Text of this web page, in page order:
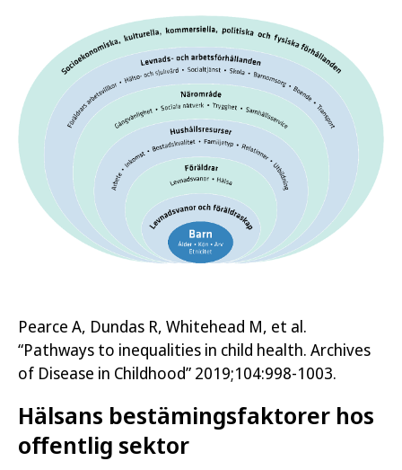
Pearce A, Dundas R, Whitehead M, et al.
“Pathways to inequalities in child health. Archives
of Disease in Childhood” 2019;104:998-1003.
Hälsans bestämingsfaktorer hos
offentlig sektor